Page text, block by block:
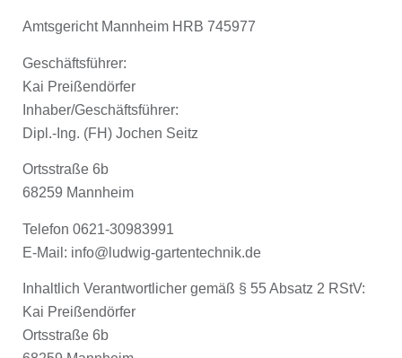
Amtsgericht Mannheim HRB 745977
Geschäftsführer:
Kai Preißendörfer
Inhaber/Geschäftsführer:
Dipl.-Ing. (FH) Jochen Seitz
Ortsstraße 6b
68259 Mannheim
Telefon 0621-30983991
E-Mail: info@ludwig-gartentechnik.de
Inhaltlich Verantwortlicher gemäß § 55 Absatz 2 RStV:
Kai Preißendörfer
Ortsstraße 6b